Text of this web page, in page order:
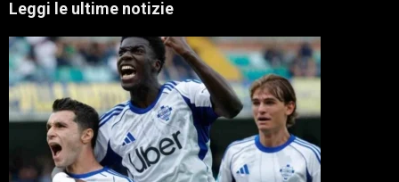
Leggi le ultime notizie